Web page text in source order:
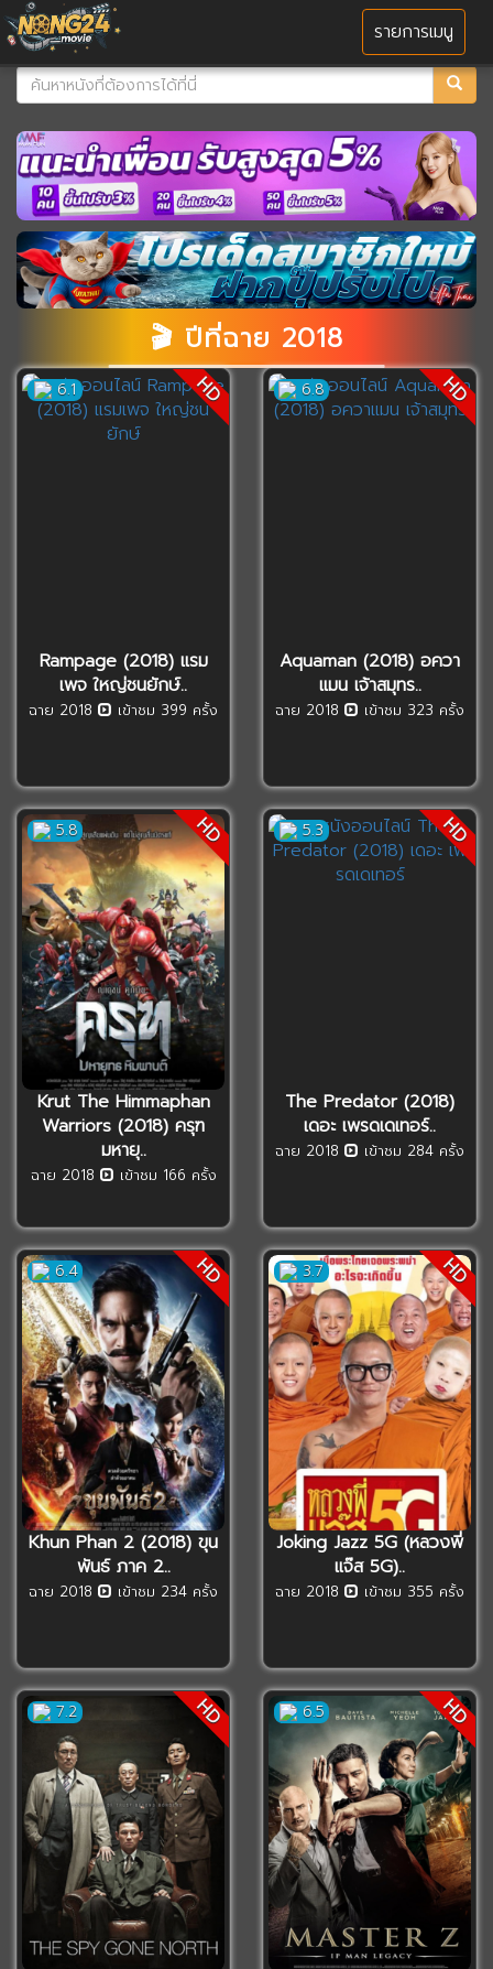
MENU
รายการเมนู
🎬 ปีที่ฉาย 2018
6.1 HD
Rampage (2018) แรม
เพจ ใหญ่ชนยักษ์..
ฉาย 2018 เข้าชม 399 ครั้ง
6.8 HD
Aquaman (2018) อควา
แมน เจ้าสมุทร..
ฉาย 2018 เข้าชม 323 ครั้ง
5.8 HD
Krut The Himmaphan
Warriors (2018) ครุฑ
มหายุ..
ฉาย 2018 เข้าชม 166 ครั้ง
5.3 HD
The Predator (2018)
เดอะ เพรดเดเทอร์..
ฉาย 2018 เข้าชม 284 ครั้ง
6.4 HD
Khun Phan 2 (2018) ขุน
พันธ์ ภาค 2..
ฉาย 2018 เข้าชม 234 ครั้ง
3.7 HD
Joking Jazz 5G (หลวงพี่
แจ๊ส 5G)..
ฉาย 2018 เข้าชม 355 ครั้ง
7.2 HD 6.5 HD